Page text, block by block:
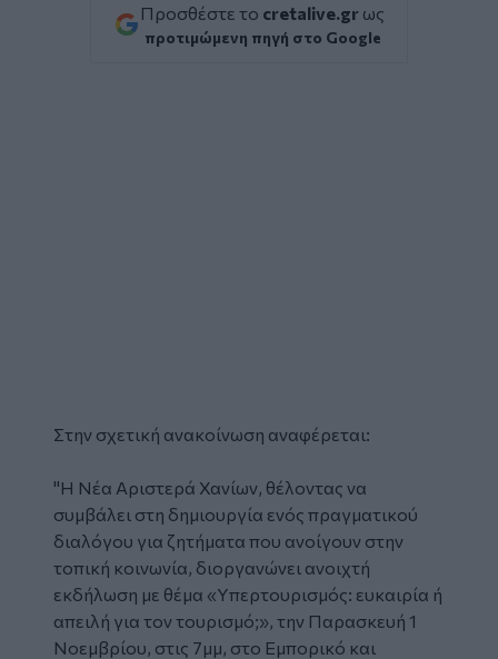
Προσθέστε το cretalive.gr ως
προτιμώμενη πηγή στο Google
Στην σχετική ανακοίνωση αναφέρεται:
"Η Νέα Αριστερά Χανίων, θέλοντας να
συμβάλει στη δημιουργία ενός πραγματικού
διαλόγου για ζητήματα που ανοίγουν στην
τοπική κοινωνία, διοργανώνει ανοιχτή
εκδήλωση με θέμα «Υπερτουρισμός: ευκαιρία ή
απειλή για τον τουρισμό;», την Παρασκευή 1
Νοεμβρίου, στις 7μμ, στο Εμπορικό και